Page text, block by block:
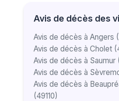
Avis de décès des
Avis de décès à Angers
Avis de décès à Cholet
Avis de décès à Saumur
Avis de décès à
Avis de décès à
(49110)